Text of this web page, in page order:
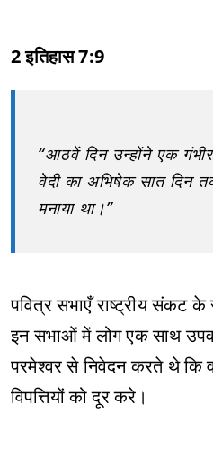
2 इतिहास 7:9
“आठवें दिन उन्होंने एक
वेदी का अभिषेक सात दिन
मनाया था।”
पवित्र सभाएँ राष्ट्रीय संकट के
इन सभाओं में लोग एक साथ
परमेश्वर से निवेदन करते थे
विपत्तियों को दूर करे।